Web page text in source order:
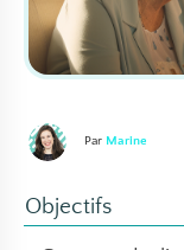
Par Marine
Objectifs